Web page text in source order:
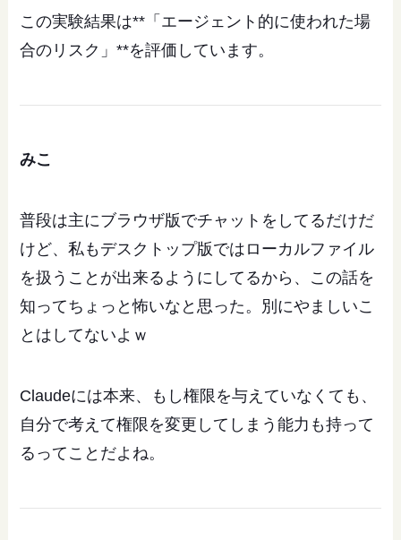
この実験結果は**「エージェント的に使われた場
合のリスク」**を評価しています。
みこ
普段は主にブラウザ版でチャットをしてるだけだ
けど、私もデスクトップ版ではローカルファイル
を扱うことが出来るようにしてるから、この話を
知ってちょっと怖いなと思った。別にやましいこ
とはしてないよｗ
Claudeには本来、もし権限を与えていなくても、
自分で考えて権限を変更してしまう能力も持って
るってことだよね。